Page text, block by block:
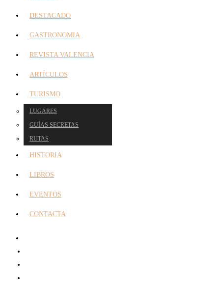
DESTACADO
GASTRONOMIA
REVISTA VALENCIA
ARTÍCULOS
TURISMO
LUGARES
GUÍAS SECRETAS
RUTAS
HISTORIA
LIBROS
EVENTOS
CONTACTA